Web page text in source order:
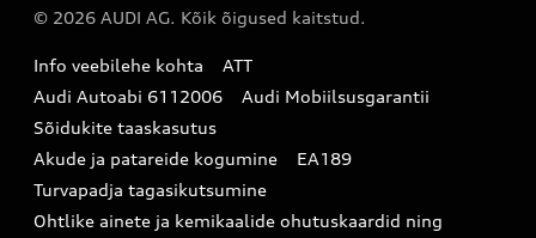
Audi konfiguraator (konfiguraator on inglisekeelne)
Garantiitingimused
Broneeri teenindus
Infopäring
Audi uudised
myAudi
Uudiskiri
© 2026 AUDI AG. Kõik õigused kaitstud.
Info veebilehe kohta
ATT
Audi Autoabi 6112006
Audi Mobiilsusgarantii
Sõidukite taaskasutus
Akude ja patareide kogumine
EA189
Turvapadja tagasikutsumine
Ohtlike ainete ja kemikaalide ohutuskaardid ning